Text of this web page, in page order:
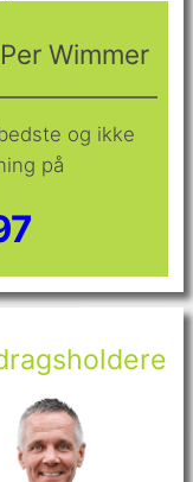
Wimmer
og ikke
på